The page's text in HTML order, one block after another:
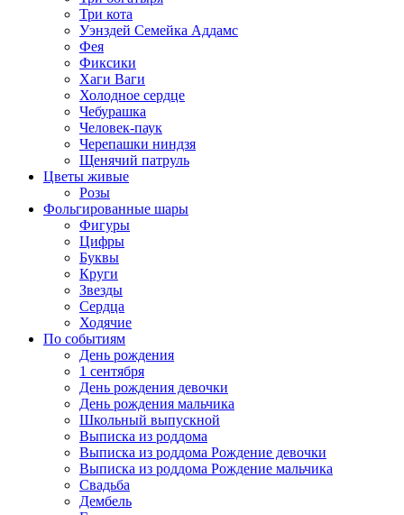
Три кота
Уэнздей Семейка Аддамс
Фея
Фиксики
Хаги Ваги
Холодное сердце
Чебурашка
Человек-паук
Черепашки ниндзя
Щенячий патруль
Цветы живые
Розы
Фольгированные шары
Фигуры
Цифры
Буквы
Круги
Звезды
Сердца
Ходячие
По событиям
День рождения
1 сентября
День рождения девочки
День рождения мальчика
Школьный выпускной
Выписка из роддома
Выписка из роддома Рождение девочки
Выписка из роддома Рождение мальчика
Свадьба
Дембель